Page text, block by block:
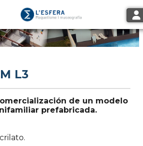
L3
de un modelo
prefabricada.